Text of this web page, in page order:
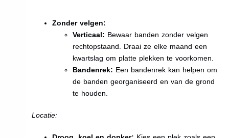
Zonder velgen:
Verticaal: Bewaar banden zonder velgen
rechtopstaand. Draai ze elke maand een
kwartslag om platte plekken te voorkomen.
Bandenrek: Een bandenrek kan helpen om
de banden georganiseerd en van de grond
te houden.
Locatie: